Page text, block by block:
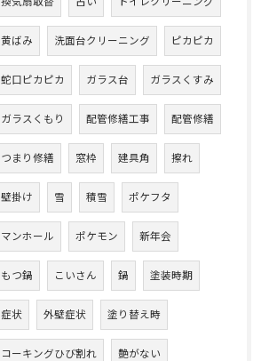
黄ばみ 洗面台クリーニング ピカピカ
蛇口ピカピカ ガラス台 ガラスくすみ
ガラスくもり 配管修繕工事 配管修繕
つまり修繕 窓枠 建具角 擦れ
壁掛け 雪 積雪 ポケフタ
マンホール ポケモン 新年会
もつ鍋 こいさん 鍋 塗装時期
症状 外壁症状 塗り替え時
コーキングひび割れ 艶がない